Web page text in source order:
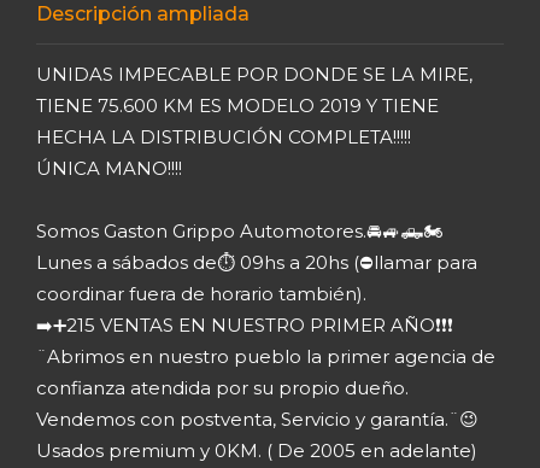
Descripción ampliada
UNIDAS IMPECABLE POR DONDE SE LA MIRE,
TIENE 75.600 KM ES MODELO 2019 Y TIENE
HECHA LA DISTRIBUCIÓN COMPLETA!!!!!
ÚNICA MANO!!!!
Somos Gaston Grippo Automotores.🚘🚙🛻🏍️
Lunes a sábados de⏱️ 09hs a 20hs (⛔llamar para
coordinar fuera de horario también).
➡️➕215 VENTAS EN NUESTRO PRIMER AÑO❗❗❗
¨Abrimos en nuestro pueblo la primer agencia de
confianza atendida por su propio dueño.
Vendemos con postventa, Servicio y garantía.¨😉
Usados premium y 0KM. ( De 2005 en adelante)